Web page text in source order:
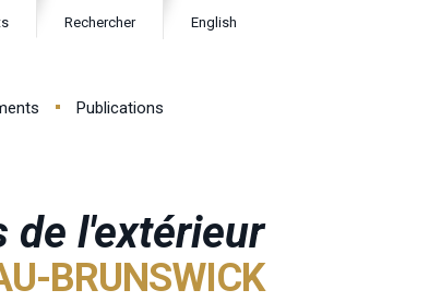
Rechercher English
Publications
de l'extérieur
BRUNSWICK